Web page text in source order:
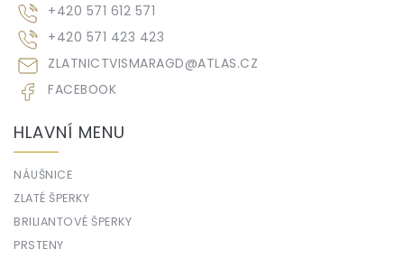
ZLATNICTVISMARAGD@ATLAS.CZ
+420 571 612 571
+420 571 423 423
FACEBOOK
HLAVNÍ MENU
NÁUŠNICE
ZLATÉ ŠPERKY
BRILIANTOVÉ ŠPERKY
PRSTENY